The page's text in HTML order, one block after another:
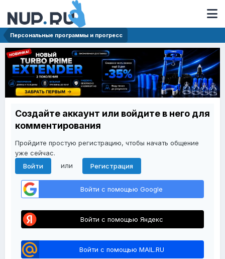
Персональные программы и прогресс
Создайте аккаунт или войдите в него для
комментирования
Пройдите простую регистрацию, чтобы начать общение
уже сейчас.
Войти
или Регистрация
Войти с помощью Google
Войти с помощью Яндекс
Войти с помощью MAIL.RU